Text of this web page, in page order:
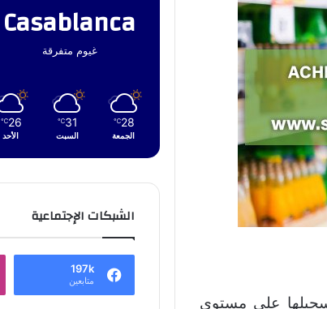
على مستوى
Casablanca
غيوم متفرقة
28
℃
الجمعة
31
℃
السبت
26
℃
الأحد
الشبكات الإجتماعية
197k
متابعين